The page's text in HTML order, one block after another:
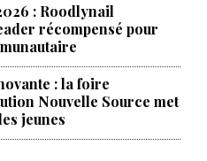
: Roodlynail
récompensé pour
: la foire
Nouvelle Source met
jeunes
pour